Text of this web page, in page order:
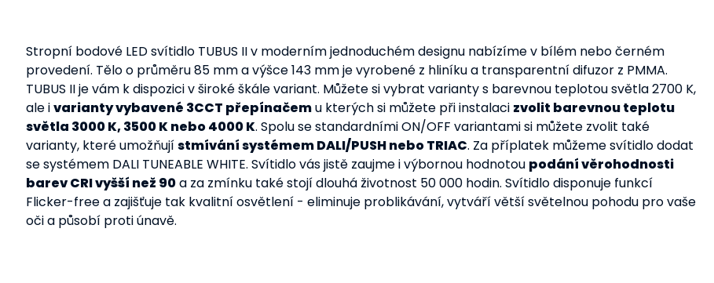
Stropní bodové LED svítidlo TUBUS II v moderním jednoduchém designu nabízíme v bílém nebo černém
provedení. Tělo o průměru 85 mm a výšce 143 mm je vyrobené z hliníku a transparentní difuzor z PMMA.
TUBUS II je vám k dispozici v široké škále variant. Můžete si vybrat varianty s barevnou teplotou světla 2700 K,
ale ivarianty vybavené 3CCT přepínačemu kterých si můžete při instalaci zvolit barevnou teplotu
světla 3000 K, 3500 K nebo 4000 K. Spolu se standardními ON/OFF variantami si můžete zvolit také
varianty, které umožňujístmívání systémem DALI/PUSH nebo TRIAC. Za příplatek můžeme svítidlo dodat
se systémem DALI TUNEABLE WHITE. Svítidlo vás jistě zaujme i výbornou hodnotou podání věrohodnosti
barev CRI vyšší než 90a za zmínku také stojí dlouhá životnost 50 000 hodin. Svítidlo disponuje funkcí
Flicker-free a zajišťuje tak kvalitní osvětlení - eliminuje problikávání, vytváří větší světelnou pohodu pro vaše
oči a působí proti únavě.